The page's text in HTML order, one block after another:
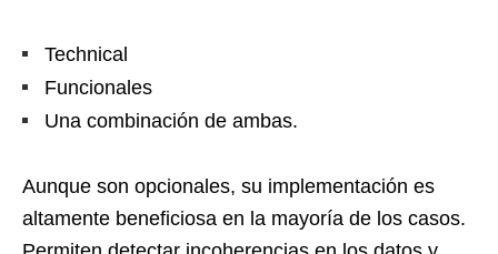
Technical
Funcionales
Una combinación de ambas.
Aunque son opcionales, su implementación es
altamente beneficiosa en la mayoría de los casos.